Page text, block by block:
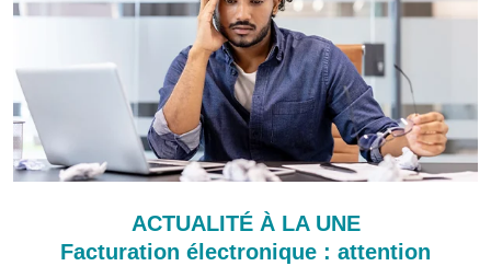
ACTUALITÉ À LA UNE
Facturation électronique : attention